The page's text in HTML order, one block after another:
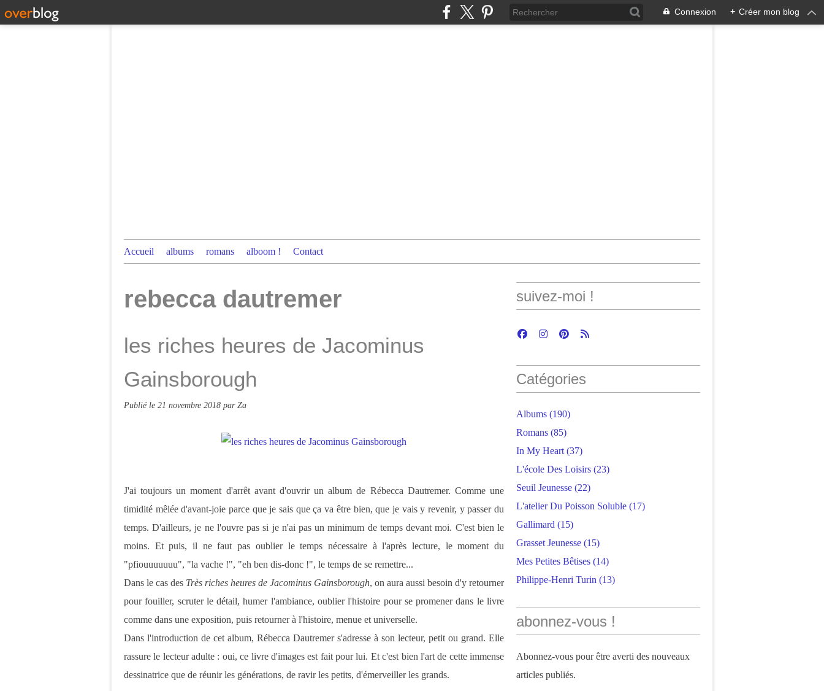
Connexion + Créer mon blog
Accueil albums romans alboom ! Contact
rebecca dautremer
les riches heures de Jacominus
Gainsborough
Publié le 21 novembre 2018 par Za
J'ai toujours un moment d'arrêt avant d'ouvrir un album de Rébecca Dautremer. Comme une
timidité mêlée d'avant-joie parce que je sais que ça va être bien, que je vais y revenir, y passer du
temps. D'ailleurs, je ne l'ouvre pas si je n'ai pas un minimum de temps devant moi. C'est bien le
moins. Et puis, il ne faut pas oublier le temps nécessaire à l'après lecture, le moment du
"pfiouuuuuuu", "la vache !", "eh ben dis-donc !", le temps de se remettre...
Dans le cas des Très riches heures de Jacominus Gainsborough, on aura aussi besoin d'y retourner
pour fouiller, scruter le détail, humer l'ambiance, oublier l'histoire pour se promener dans le livre
comme dans une exposition, puis retourner à l'histoire, menue et universelle.
Dans l'introduction de cet album, Rébecca Dautremer s'adresse à son lecteur, petit ou grand. Elle
rassure le lecteur adulte : oui, ce livre d'images est fait pour lui. Et c'est bien l'art de cette immense
dessinatrice que de réunir les générations, de ravir les petits, d'émerveiller les grands.
suivez-moi !
Catégories
Albums (190)
Romans (85)
In My Heart (37)
L'école Des Loisirs (23)
Seuil Jeunesse (22)
L'atelier Du Poisson Soluble (17)
Gallimard (15)
Grasset Jeunesse (15)
Mes Petites Bêtises (14)
Philippe-Henri Turin (13)
abonnez-vous !
Abonnez-vous pour être averti des nouveaux
articles publiés.